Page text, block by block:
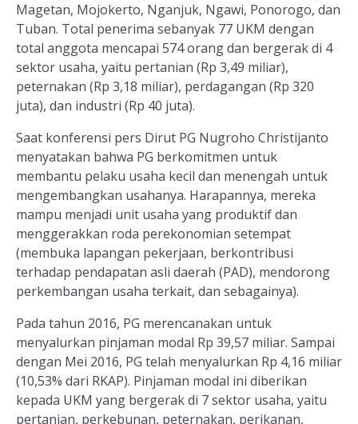
Magetan, Mojokerto, Nganjuk, Ngawi, Ponorogo, dan
Tuban. Total penerima sebanyak 77 UKM dengan
total anggota mencapai 574 orang dan bergerak di 4
sektor usaha, yaitu pertanian (Rp 3,49 miliar),
peternakan (Rp 3,18 miliar), perdagangan (Rp 320
juta), dan industri (Rp 40 juta).
Saat konferensi pers Dirut PG Nugroho Christijanto
menyatakan bahwa PG berkomitmen untuk
membantu pelaku usaha kecil dan menengah untuk
mengembangkan usahanya. Harapannya, mereka
mampu menjadi unit usaha yang produktif dan
menggerakkan roda perekonomian setempat
(membuka lapangan pekerjaan, berkontribusi
terhadap pendapatan asli daerah (PAD), mendorong
perkembangan usaha terkait, dan sebagainya).
Pada tahun 2016, PG merencanakan untuk
menyalurkan pinjaman modal Rp 39,57 miliar. Sampai
dengan Mei 2016, PG telah menyalurkan Rp 4,16 miliar
(10,53% dari RKAP). Pinjaman modal ini diberikan
kepada UKM yang bergerak di 7 sektor usaha, yaitu
pertanian, perkebunan, peternakan, perikanan,